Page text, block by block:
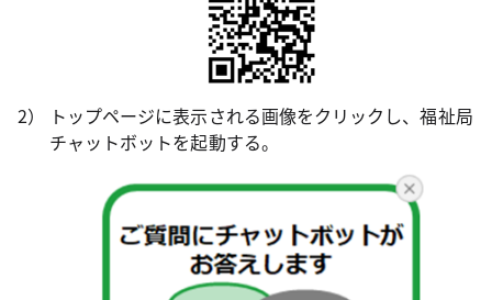
トップページに表示される画像をクリックし、福祉局
チャットボットを起動する。